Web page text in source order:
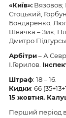
«Київ»:
Стоцький,
Бондаренко,
Швачка – Зик,
Дмитро
Арбітри–
І.Герилов.
Штраф: 18 – 16.
Кидки: 66
15 жовтня. К
Перший період